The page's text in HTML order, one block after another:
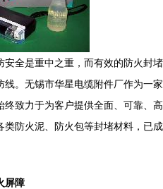
全是重中之重，而有效的防火封堵
。无锡市华星电缆附件厂作为一家
致力于为客户提供全面、可靠、高
防火泥、防火包等封堵材料，已成
屏障